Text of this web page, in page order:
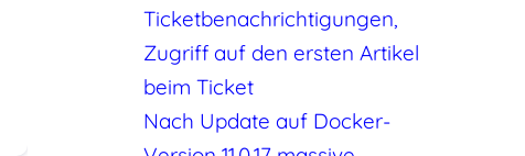
Ticketbenachrichtigungen,
Zugriff auf den ersten Artikel
beim Ticket
Nach Update auf Docker-